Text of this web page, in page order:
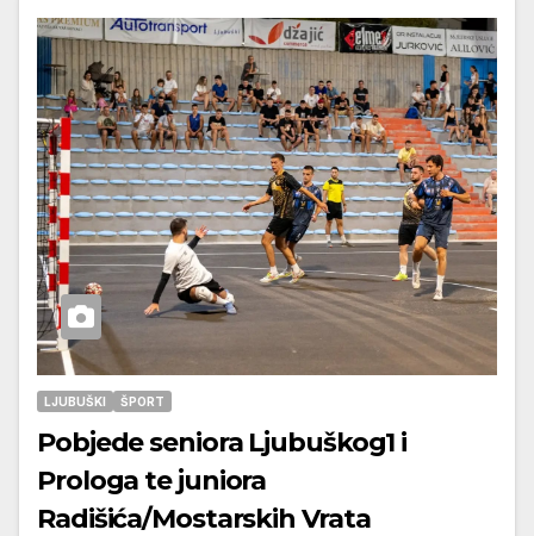
LJUBUŠKI ŠPORT
Pobjede seniora Ljubuškog1 i
Prologa te juniora
Radišića/Mostarskih Vrata